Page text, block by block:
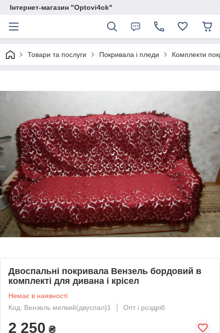
Інтернет-магазин "Optovi4ok"
Товари та послуги Покривала і пледи Комплекти
Двоспальні покривала Вензель бордовий в
комплекті для дивана і крісел
Немає в наявності
Код: Вензель мелкий(двуспал)1
Опт і роздріб
2 250 ₴